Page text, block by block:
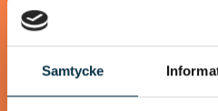
Samtycke
Stor skål kall
fisksås)
Minns ni den kalla dillsåsen
man dränkte tallriken med.